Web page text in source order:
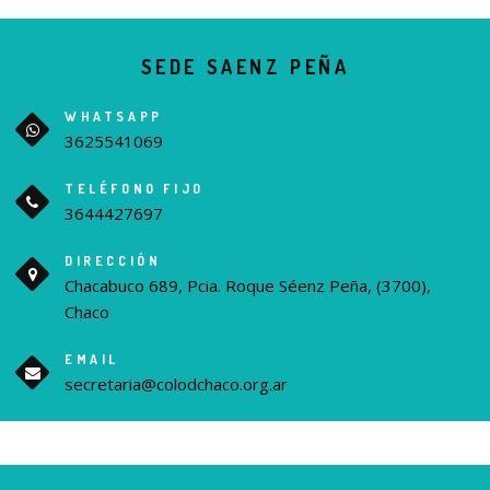
SEDE SAENZ PEÑA
WHATSAPP
3625541069
TELÉFONO FIJO
3644427697
DIRECCIÓN
Chacabuco 689, Pcia. Roque Séenz Peña, (3700),
Chaco
EMAIL
secretaria@colodchaco.org.ar